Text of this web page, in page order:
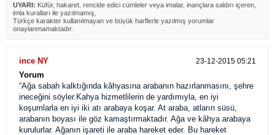
UYARI: Küfür, hakaret, rencide edici cümleler veya imalar, inançlara saldırı içeren,
imla kuralları ile yazılmamış,
Türkçe karakter kullanılmayan ve büyük harflerle yazılmış yorumlar
onaylanmamaktadır.
ince NY 23-12-2015 05:21
Yorum
“Ağa sabah kalktığında kâhyasına arabanın hazırlanmasını, şehre
ineceğini söyler.Kahya hizmetlilerin de yardımıyla, en iyi
koşumlarla en iyi iki atı arabaya koşar. At araba, atların süsü,
arabanın boyası ile göz kamaştırmaktadır. Ağa ve kâhya arabaya
kurulurlar. Ağanın işareti ile araba hareket eder. Bu hareket